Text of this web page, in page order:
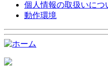
個人情報の取扱いにつ
動作環境